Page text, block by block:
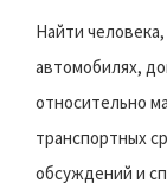
Найти
автомобилях,
относительно
транспортных
обсуждений и